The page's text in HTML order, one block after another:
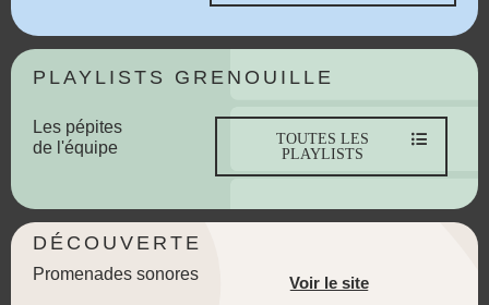
PLAYLISTS GRENOUILLE
Les pépites
de l'équipe
TOUTES LES
PLAYLISTS
DÉCOUVERTE
Promenades sonores Voir le site